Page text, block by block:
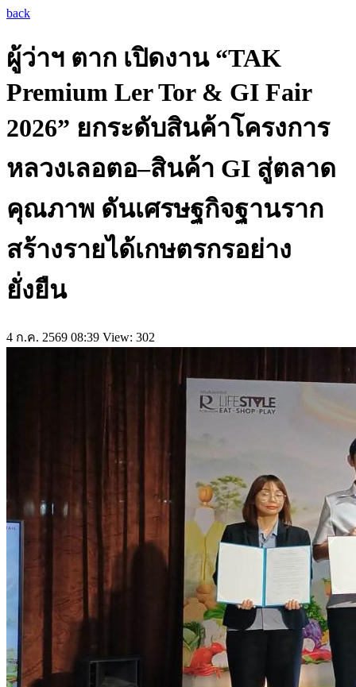
back
ผู้ว่าฯ ตาก เปิดงาน “TAK
Premium Ler Tor & GI Fair
2026” ยกระดับสินค้าโครงการ
หลวงเลอตอ–สินค้า GI สู่ตลาด
คุณภาพ ดันเศรษฐกิจฐานราก
สร้างรายได้เกษตรกรอย่าง
ยั่งยืน
4 ก.ค. 2569 08:39 View: 302